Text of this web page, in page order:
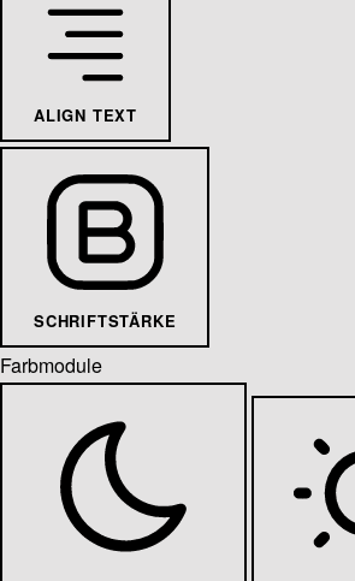
ALIGN TEXT
SCHRIFTSTÄRKE
Farbmodule